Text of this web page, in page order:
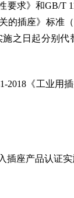
求》和GB/T
的插座》标准
之日起分别代
2018《工业用
座产品认证实